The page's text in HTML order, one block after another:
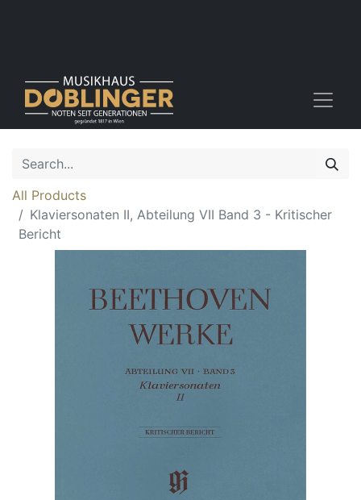
All Products
Klaviersonaten II, Abteilung VII Band 3 - Kritischer
Bericht